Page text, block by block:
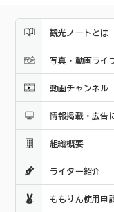
観光ノートとは
写真・動画ライ
動画チャンネル
情報掲載・広告
組織概要
ライター紹介
ももりん使用申